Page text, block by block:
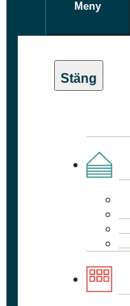
Meny